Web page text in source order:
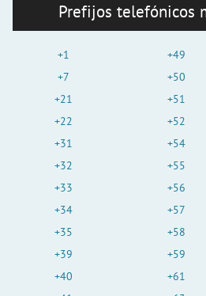
Prefijos telefónicos
+1
+7
+21
+22
+31
+32
+33
+34
+35
+39
+40
+49
+50
+51
+52
+54
+55
+56
+57
+58
+59
+61